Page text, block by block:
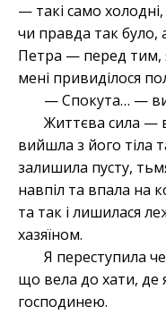
— такі само
чи правда так було,
Петра — перед тим,
мені привиділося
— Спокута… —
Життєва сила —
вийшла з його тіла
залишила пусту,
навпіл та впала на
та так і лишилася
хазяїном.
Я переступила
що вела до хати, де
господинею.